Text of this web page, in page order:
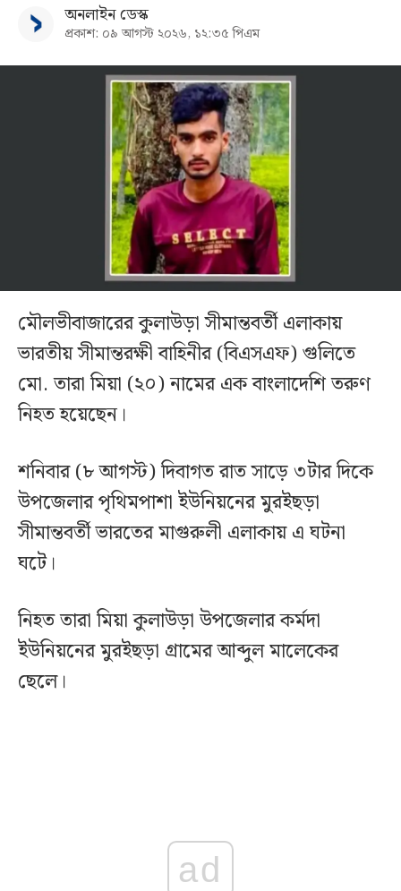
অনলাইন ডেস্ক
প্রকাশ: ০৯ আগস্ট ২০২৬, ১২:৩৫ পিএম
মৌলভীবাজারের কুলাউড়া সীমান্তবর্তী এলাকায়
ভারতীয় সীমান্তরক্ষী বাহিনীর (বিএসএফ) গুলিতে
মো. তারা মিয়া (২০) নামের এক বাংলাদেশি তরুণ
নিহত হয়েছেন।
শনিবার (৮ আগস্ট) দিবাগত রাত সাড়ে ৩টার দিকে
উপজেলার পৃথিমপাশা ইউনিয়নের মুরইছড়া
সীমান্তবর্তী ভারতের মাগুরুলী এলাকায় এ ঘটনা
ঘটে।
নিহত তারা মিয়া কুলাউড়া উপজেলার কর্মদা
ইউনিয়নের মুরইছড়া গ্রামের আব্দুল মালেকের
ছেলে।
ad